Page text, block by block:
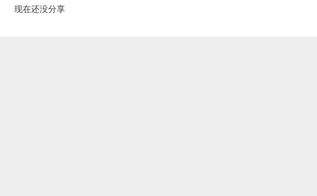
现在还没分享